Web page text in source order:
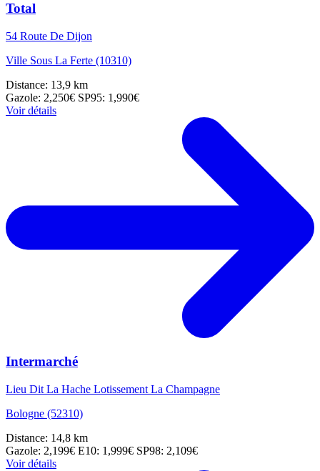
Total
54 Route De Dijon
Ville Sous La Ferte (10310)
Distance: 13,9 km
Gazole: 2,250€ SP95: 1,990€
Voir détails
Intermarché
Lieu Dit La Hache Lotissement La Champagne
Bologne (52310)
Distance: 14,8 km
Gazole: 2,199€ E10: 1,999€ SP98: 2,109€
Voir détails